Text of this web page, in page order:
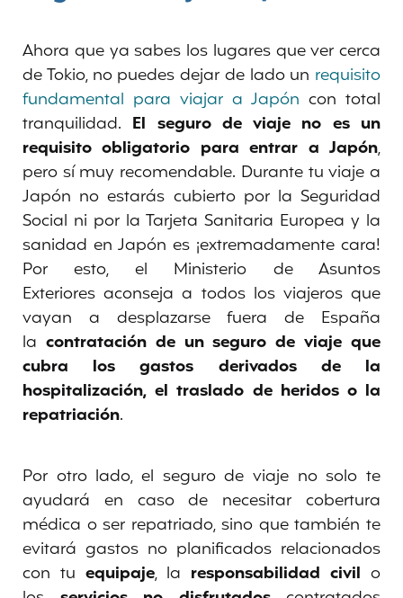
Ahora que ya sabes los lugares que ver cerca
de Tokio, no puedes dejar de lado un requisito
fundamental para viajar a Japón con total
tranquilidad. El seguro de viaje no es un
requisito obligatorio para entrar a Japón,
pero sí muy recomendable. Durante tu viaje a
Japón no estarás cubierto por la Seguridad
Social ni por la Tarjeta Sanitaria Europea y la
sanidad en Japón es ¡extremadamente cara!
Por esto, el Ministerio de Asuntos
Exteriores aconseja a todos los viajeros que
vayan a desplazarse fuera de España
la contratación de un seguro de viaje que
cubra los gastos derivados de la
hospitalización, el traslado de heridos o la
repatriación.
Por otro lado, el seguro de viaje no solo te
ayudará en caso de necesitar cobertura
médica o ser repatriado, sino que también te
evitará gastos no planificados relacionados
con tu equipaje, la responsabilidad civil o